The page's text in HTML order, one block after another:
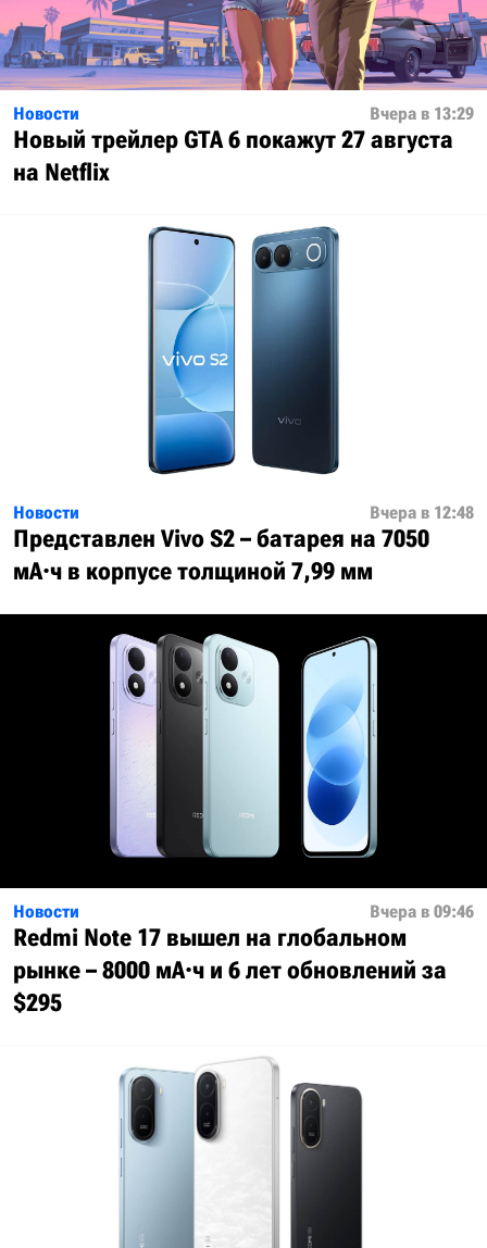
Новости Вчера в 13:29
Новый трейлер GTA 6 покажут 27 августа
на Netflix
Новости Вчера в 12:48
Представлен Vivo S2 – батарея на 7050
мА·ч в корпусе толщиной 7,99 мм
Новости Вчера в 09:46
Redmi Note 17 вышел на глобальном
рынке – 8000 мА·ч и 6 лет обновлений за
$295